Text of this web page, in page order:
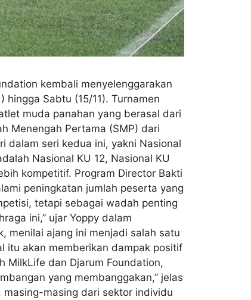
kembali menyelenggarakan
hingga Sabtu (15/11). Turnamen
muda panahan yang berasal dari
Menengah Pertama (SMP) dari
dalam seri kedua ini, yakni Nasional
Nasional KU 12, Nasional KU
kompetitif. Program Director Bakti
peningkatan jumlah peserta yang
tetapi sebagai wadah penting
ini,” ujar Yoppy dalam
menilai ajang ini menjadi salah satu
itu akan memberikan dampak positif
MilkLife dan Djarum Foundation,
yang membanggakan,” jelas
masing-masing dari sektor individu